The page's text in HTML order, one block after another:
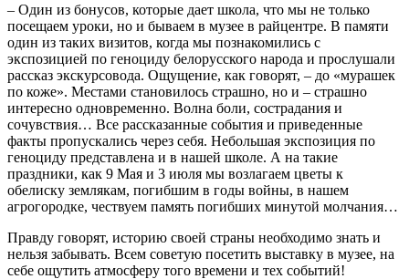
– Один из бонусов, которые дает школа, что мы не только
посещаем уроки, но и бываем в музее в райцентре. В памяти
один из таких визитов, когда мы познакомились с
экспозицией по геноциду белорусского народа и прослушали
рассказ экскурсовода. Ощущение, как говорят, – до «мурашек
по коже». Местами становилось страшно, но и – страшно
интересно одновременно. Волна боли, сострадания и
сочувствия… Все рассказанные события и приведенные
факты пропускались через себя. Небольшая экспозиция по
геноциду представлена и в нашей школе. А на такие
праздники, как 9 Мая и 3 июля мы возлагаем цветы к
обелиску землякам, погибшим в годы войны, в нашем
агрогородке, чествуем память погибших минутой молчания…
Правду говорят, историю своей страны необходимо знать и
нельзя забывать. Всем советую посетить выставку в музее, на
себе ощутить атмосферу того времени и тех событий!